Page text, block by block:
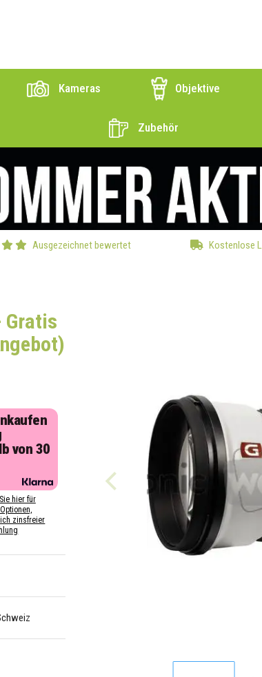
Kameras Objektive
Zubehör
Ausgezeichnet bewertet Kostenlose
Gratis
von 30
hier für
zinsfreier